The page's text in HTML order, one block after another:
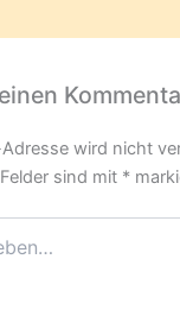
wird nicht
sind mit *